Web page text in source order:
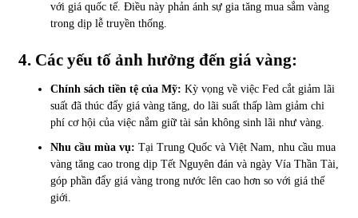
với giá quốc tế. Điều này phản ánh sự gia tăng mua sắm vàng
trong dịp lễ truyền thống.
4. Các yếu tố ảnh hưởng đến giá vàng:
Chính sách tiền tệ của Mỹ: Kỳ vọng về việc Fed cắt giảm lãi
suất đã thúc đẩy giá vàng tăng, do lãi suất thấp làm giảm chi
phí cơ hội của việc nắm giữ tài sản không sinh lãi như vàng.
Nhu cầu mùa vụ: Tại Trung Quốc và Việt Nam, nhu cầu mua
vàng tăng cao trong dịp Tết Nguyên đán và ngày Vía Thần Tài,
góp phần đẩy giá vàng trong nước lên cao hơn so với giá thế
giới.